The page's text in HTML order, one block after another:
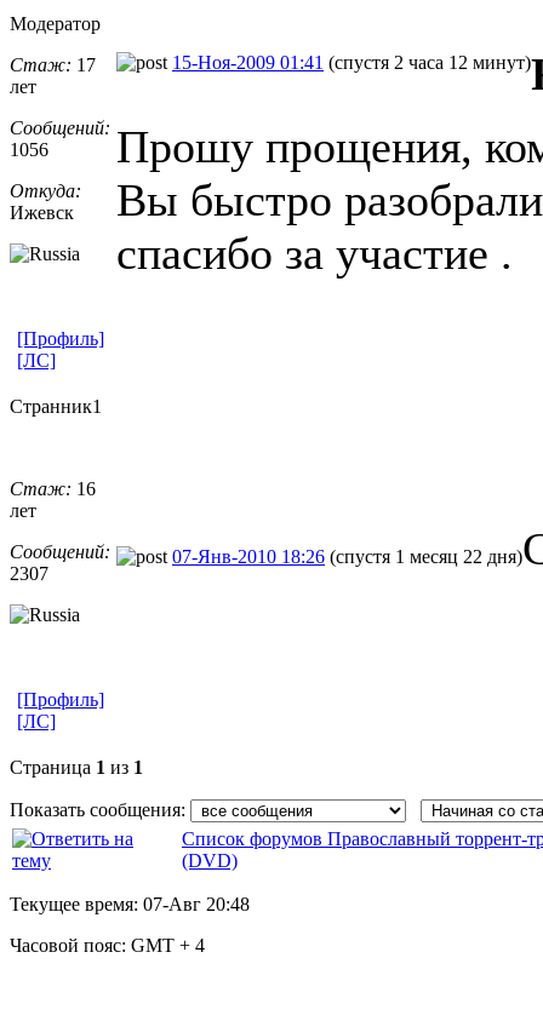
Модератор
Стаж: 17
лет
Сообщений:
1056
Откуда:
Ижевск
15-Ноя-2009 01:41 (спустя 2 часа 12 минут)
Прошу прощения,
Вы быстро
спасибо за участие .
[Профиль]
[ЛС]
Странник1
Стаж: 16
лет
Сообщений:
2307
07-Янв-2010 18:26 (спустя 1 месяц 22 дня)
[Профиль]
[ЛС]
Страница 1 из 1
Показать сообщения:
Список форумов Православный торрент-
(DVD)
Текущее время: 07-Авг 20:48
Часовой пояс: GMT + 4